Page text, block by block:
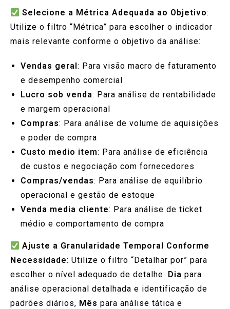
Selecione a Métrica Adequada ao Objetivo:
Utilize o filtro “Métrica” para escolher o indicador
mais relevante conforme o objetivo da análise:
Vendas geral : Para visão macro de faturamento
e desempenho comercial
Lucro sob venda: Para análise de rentabilidade
e margem operacional
Compras: Para análise de volume de aquisições
e poder de compra
Custo medio item: Para análise de eficiência
de custos e negociação com fornecedores
Compras/vendas: Para análise de equilíbrio
operacional e gestão de estoque
Venda media cliente: Para análise de ticket
médio e comportamento de compra
Ajuste a Granularidade Temporal Conforme
Necessidade: Utilize o filtro “Detalhar por” para
escolher o nível adequado de detalhe: Dia para
análise operacional detalhada e identificação de
padrões diários, Mês para análise tática e